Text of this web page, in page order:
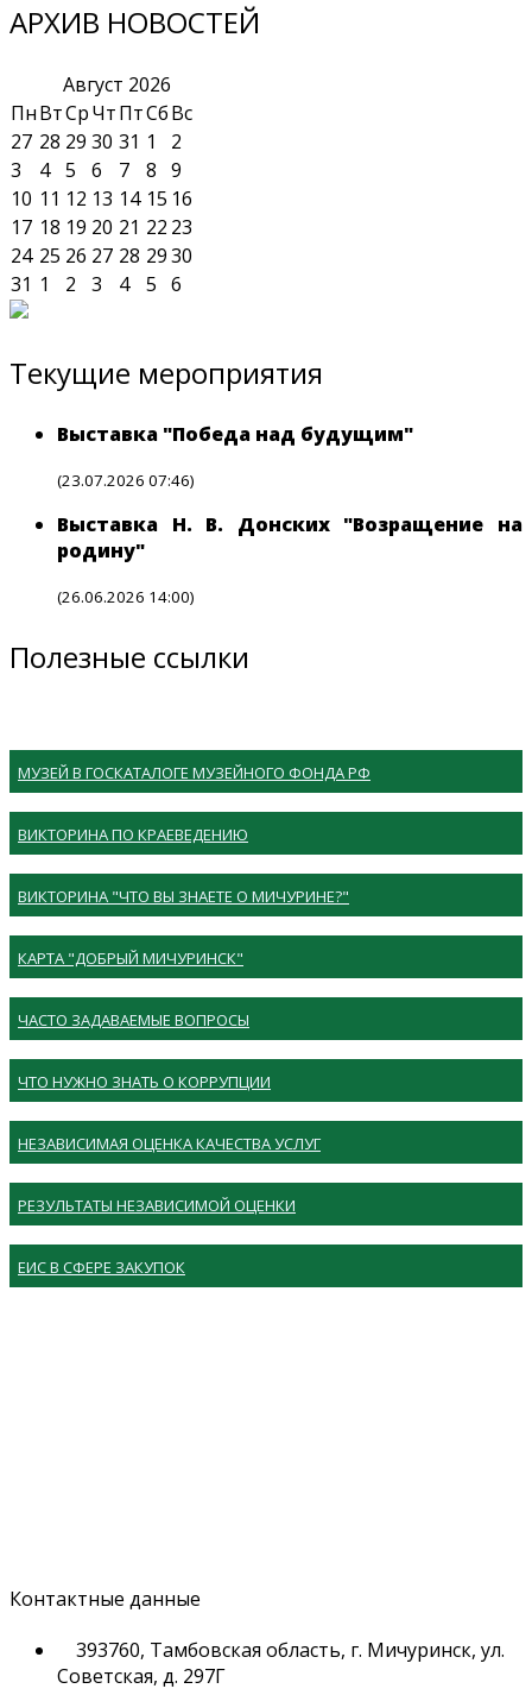
АРХИВ НОВОСТЕЙ
Август 2026
ПнВтСрЧтПтСбВс
27 28 29 30 31 1
2
3
4 5 6 7 8 9
10 11 12 13 14 15 16
17 18 19 20 21 22 23
24 25 26 27 28 2930
31 1 2 3 4 5 6
Текущие мероприятия
Выставка "Победа над будущим"
(23.07.2026 07:46)
Выставка Н. В. Донских "Возращение на
родину"
(26.06.2026 14:00)
Полезные ссылки
МУЗЕЙ В ГОСКАТАЛОГЕ МУЗЕЙНОГО ФОНДА РФ
ВИКТОРИНА ПО КРАЕВЕДЕНИЮ
ВИКТОРИНА "ЧТО ВЫ ЗНАЕТЕ О МИЧУРИНЕ?"
КАРТА "ДОБРЫЙ МИЧУРИНСК"
ЧАСТО ЗАДАВАЕМЫЕ ВОПРОСЫ
ЧТО НУЖНО ЗНАТЬ О КОРРУПЦИИ
НЕЗАВИСИМАЯ ОЦЕНКА КАЧЕСТВА УСЛУГ
РЕЗУЛЬТАТЫ НЕЗАВИСИМОЙ ОЦЕНКИ
ЕИС В СФЕРЕ ЗАКУПОК
Контактные данные
393760, Тамбовская область, г. Мичуринск, ул.
Советская, д. 297Г